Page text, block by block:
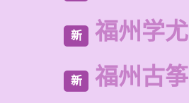
新 福州学
新 福州古